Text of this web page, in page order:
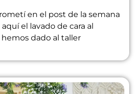
en el post de la semana
el lavado de cara al
dado al taller